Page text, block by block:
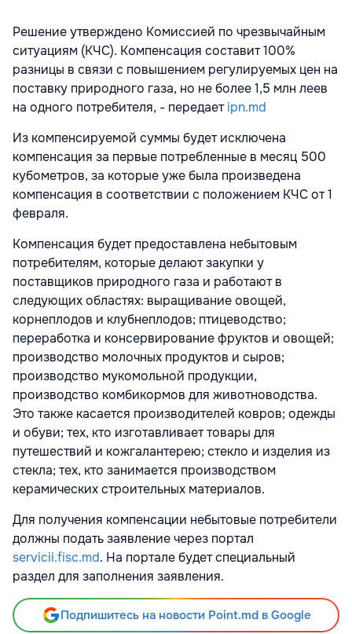
Решение утверждено Комиссией по чрезвычайным
ситуациям (КЧС). Компенсация составит 100%
разницы в связи с повышением регулируемых цен на
поставку природного газа, но не более 1,5 млн леев
на одного потребителя, - передаетipn.md
Из компенсируемой суммы будет исключена
компенсация за первые потребленные в месяц 500
кубометров, за которые уже была произведена
компенсация в соответствии с положением КЧС от 1
февраля.
Компенсация будет предоставлена небытовым
потребителям, которые делают закупки у
поставщиков природного газа и работают в
следующих областях: выращивание овощей,
корнеплодов и клубнеплодов; птицеводство;
переработка и консервирование фруктов и овощей;
производство молочных продуктов и сыров;
производство мукомольной продукции,
производство комбикормов для животноводства.
Это также касается производителей ковров; одежды
и обуви; тех, кто изготавливает товары для
путешествий и кожгалантерею; стекло и изделия из
стекла; тех, кто занимается производством
керамических строительных материалов.
Для получения компенсации небытовые потребители
должны подать заявление через портал
servicii.fisc.md. На портале будет специальный
раздел для заполнения заявления.
Подпишитесь на новости Point.md в Google